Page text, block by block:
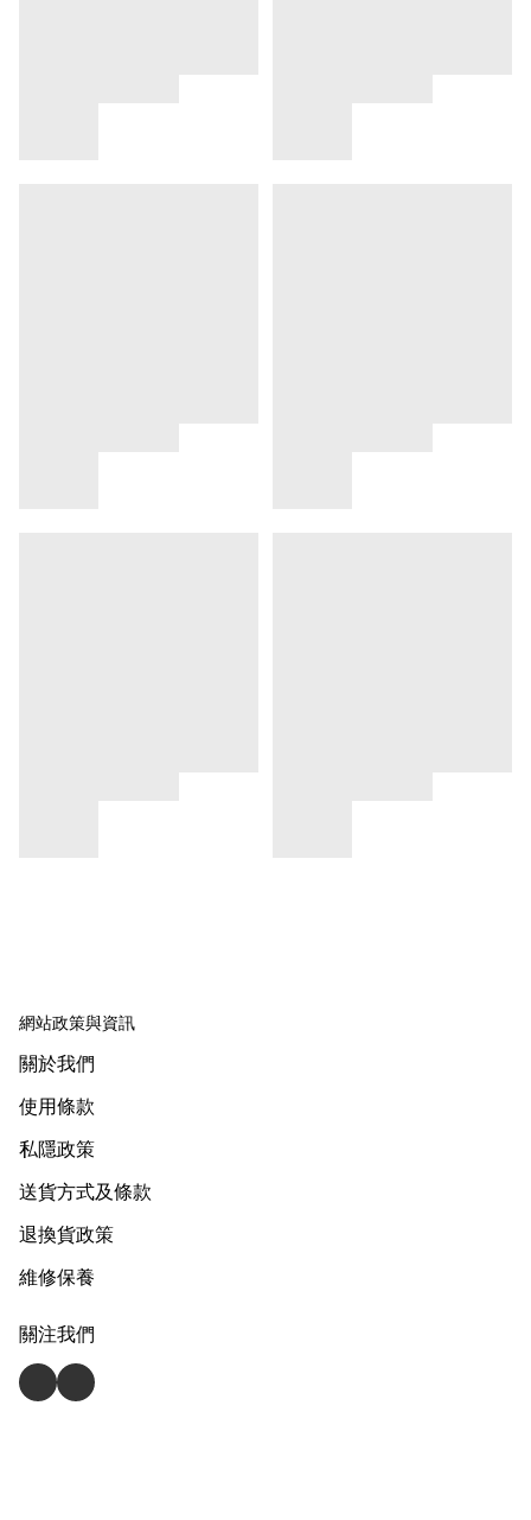
網站政策與資訊
關於我們
使用條款
私隱政策
送貨方式及條款
退換貨政策
維修保養
關注我們